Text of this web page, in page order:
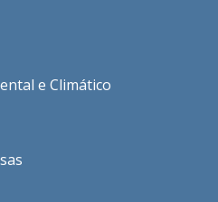
e Climático